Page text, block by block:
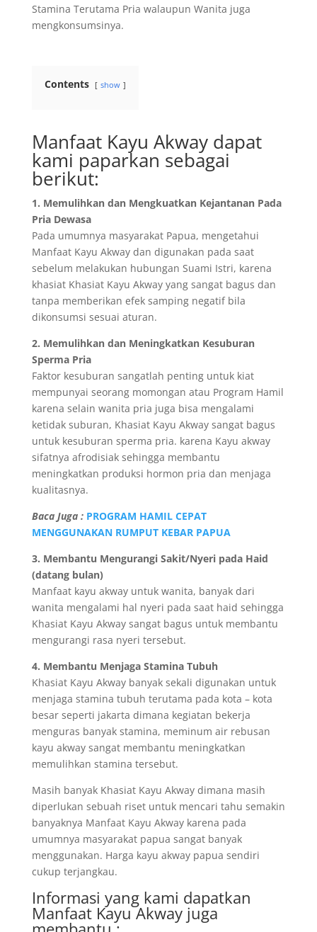
Stamina Terutama Pria walaupun Wanita juga
mengkonsumsinya.
Contents show
Manfaat Kayu Akway dapat
kami paparkan sebagai
berikut:
1. Memulihkan dan Mengkuatkan Kejantanan Pada
Pria Dewasa
Pada umumnya masyarakat Papua, mengetahui
Manfaat Kayu Akway dan digunakan pada saat
sebelum melakukan hubungan Suami Istri, karena
khasiat Khasiat Kayu Akway yang sangat bagus dan
tanpa memberikan efek samping negatif bila
dikonsumsi sesuai aturan.
2. Memulihkan dan Meningkatkan Kesuburan
Sperma Pria
Faktor kesuburan sangatlah penting untuk kiat
mempunyai seorang momongan atau Program Hamil
karena selain wanita pria juga bisa mengalami
ketidak suburan, Khasiat Kayu Akway sangat bagus
untuk kesuburan sperma pria. karena Kayu akway
sifatnya afrodisiak sehingga membantu
meningkatkan produksi hormon pria dan menjaga
kualitasnya.
Baca Juga : PROGRAM HAMIL CEPAT
MENGGUNAKAN RUMPUT KEBAR PAPUA
3. Membantu Mengurangi Sakit/Nyeri pada Haid
(datang bulan)
Manfaat kayu akway untuk wanita, banyak dari
wanita mengalami hal nyeri pada saat haid sehingga
Khasiat Kayu Akway sangat bagus untuk membantu
mengurangi rasa nyeri tersebut.
4. Membantu Menjaga Stamina Tubuh
Khasiat Kayu Akway banyak sekali digunakan untuk
menjaga stamina tubuh terutama pada kota – kota
besar seperti jakarta dimana kegiatan bekerja
menguras banyak stamina, meminum air rebusan
kayu akway sangat membantu meningkatkan
memulihkan stamina tersebut.
Masih banyak Khasiat Kayu Akway dimana masih
diperlukan sebuah riset untuk mencari tahu semakin
banyaknya Manfaat Kayu Akway karena pada
umumnya masyarakat papua sangat banyak
menggunakan. Harga kayu akway papua sendiri
cukup terjangkau.
Informasi yang kami dapatkan
Manfaat Kayu Akway juga